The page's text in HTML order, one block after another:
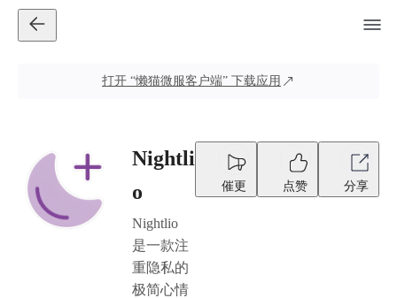
打开 “懒猫微服客户端” 下载应用
Nightli
o
Nightlio
是一款注
重隐私的
极简心情
催更 点赞 分享